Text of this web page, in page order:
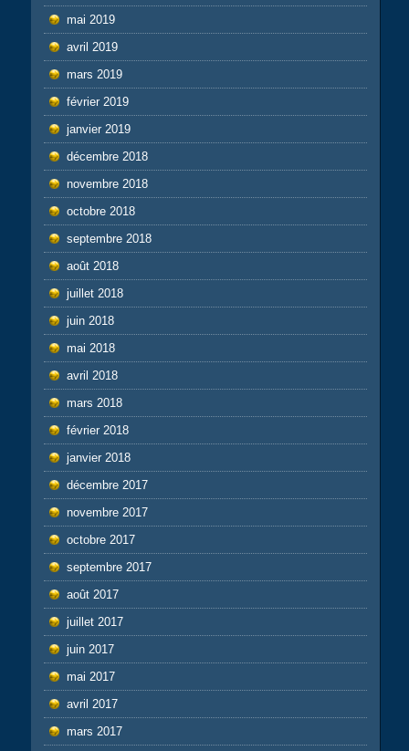
mai 2019
avril 2019
mars 2019
février 2019
janvier 2019
décembre 2018
novembre 2018
octobre 2018
septembre 2018
août 2018
juillet 2018
juin 2018
mai 2018
avril 2018
mars 2018
février 2018
janvier 2018
décembre 2017
novembre 2017
octobre 2017
septembre 2017
août 2017
juillet 2017
juin 2017
mai 2017
avril 2017
mars 2017